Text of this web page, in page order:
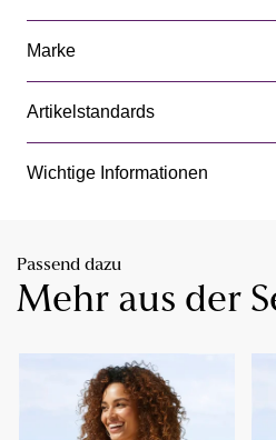
Marke
Artikelstandards
Wichtige Informationen
Passend dazu
Mehr aus der